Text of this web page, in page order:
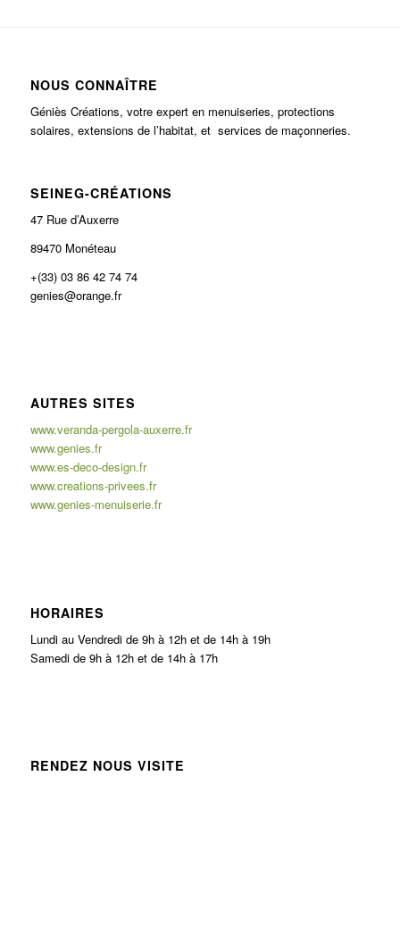
NOUS CONNAÎTRE
Géniès Créations, votre expert en menuiseries, protections
solaires, extensions de l’habitat, et services de maçonneries.
SEINEG-CRÉATIONS
47 Rue d’Auxerre
89470 Monéteau
+(33) 03 86 42 74 74
genies@orange.fr
AUTRES SITES
www.veranda-pergola-auxerre.fr
www.genies.fr
www.es-deco-design.fr
www.creations-privees.fr
www.genies-menuiserie.fr
HORAIRES
Lundi au Vendredi de 9h à 12h et de 14h à 19h
Samedi de 9h à 12h et de 14h à 17h
RENDEZ NOUS VISITE